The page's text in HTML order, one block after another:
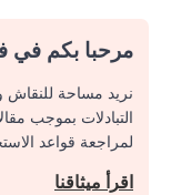
مرحبا بكم في
نريد مساحة للنقاش
التبادلات بموجب
لمراجعة قواعد
اقرأ ميثاقنا